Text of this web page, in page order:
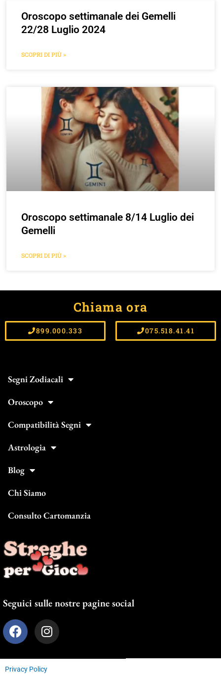
Oroscopo settimanale dei Gemelli
22/28 Luglio 2024
SCOPRI DI PIÙ »
Oroscopo settimanale 8/14 Luglio dei
Gemelli
SCOPRI DI PIÙ »
Chiama ora
899.000.333 075.518.41.41
Segni Zodiacali
Oroscopo
Compatibilità Segni
Astrologia
Blog
Chi Siamo
Consulto Cartomanzia
Seguici sulle nostre pagine social
F
a
e
b
I
n
t
a
Privacy Policy